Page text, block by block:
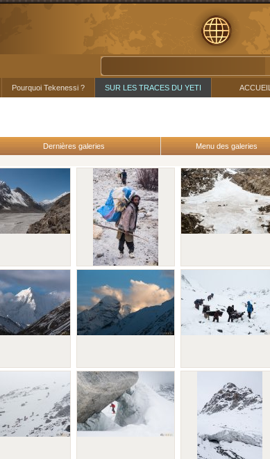
ACCUEIL
SUR LES TRACES DU YETI
Pourquoi Tekenessi ?
Menu des galeries
Dernières galeries